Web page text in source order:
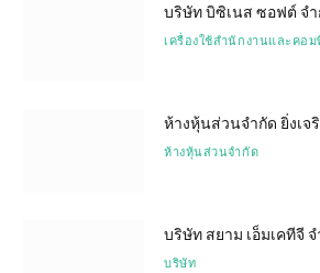
บริษัท บิซิเนส ซอฟต์ จ
เครื่องใช้สำนักงานและคอม
ห้างหุ้นส่วนจำกัด ยิ่งเจ
ห้างหุ้นส่วนจำกัด
บริษัท สยาม เอ็มเคทีจี
บริษัท